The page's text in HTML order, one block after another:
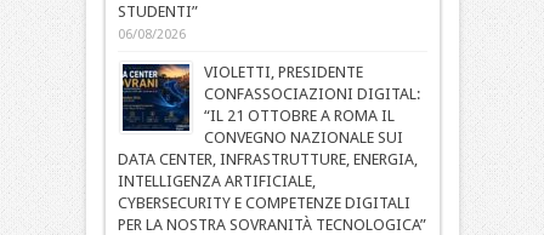
STUDENTI”
06/08/2026
VIOLETTI, PRESIDENTE
CONFASSOCIAZIONI DIGITAL:
“IL 21 OTTOBRE A ROMA IL
CONVEGNO NAZIONALE SUI
DATA CENTER, INFRASTRUTTURE, ENERGIA,
INTELLIGENZA ARTIFICIALE,
CYBERSECURITY E COMPETENZE DIGITALI
PER LA NOSTRA SOVRANITÀ TECNOLOGICA”